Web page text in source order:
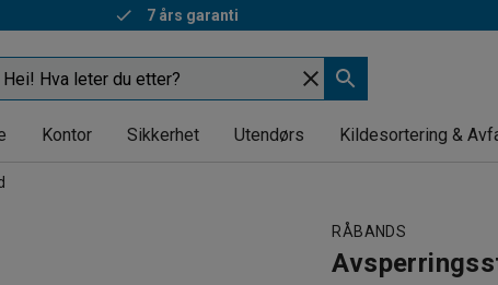
7 års garanti
Kontor Sikkerhet Utendørs Kildesortering &
RÅBANDS